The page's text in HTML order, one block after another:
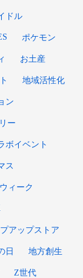
ドル
ポケモン
お土産
地域活性化
ン
ー
ボイベント
ス
ィーク
アップストア
日 地方創生
Z世代